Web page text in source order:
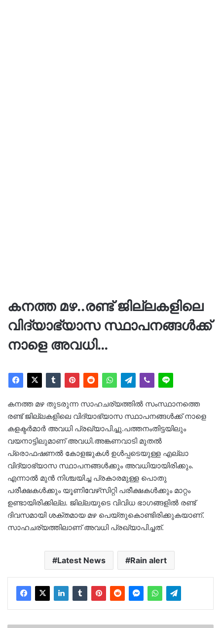
കനത്ത മഴ..രണ്ട് ജില്ലകളിലെ
വിദ്യാഭ്യാസ സ്ഥാപനങ്ങള്‍ക്ക്
നാളെ അവധി…
കനത്ത മഴ തുടരുന്ന സാഹചര്യത്തിൽ സംസ്ഥാനത്തെ
രണ്ട് ജില്ലകളിലെ വിദ്യാഭ്യാസ സ്ഥാപനങ്ങൾക്ക് നാളെ
കളക്ടർമാർ അവധി പ്രഖ്യാപിച്ചു.പത്തനംതിട്ടയിലും
വയനാട്ടിലുമാണ് അവധി.അങ്കണവാടി മുതല്‍
പ്രൊഫഷണല്‍ കോളജുകള്‍ ഉള്‍പ്പടെയുള്ള എല്ലാ
വിദ്യാഭ്യാസ സ്ഥാപനങ്ങള്‍ക്കും അവധിയായിരിക്കും.
എന്നാല്‍ മുന്‍ നിശ്ചയിച്ച പ്രകാരമുള്ള പൊതു
പരീക്ഷകള്‍ക്കും യൂണിവേഴ്‌സിറ്റി പരീക്ഷകള്‍ക്കും മാറ്റം
ഉണ്ടായിരിക്കില്ല. ജില്ലയുടെ വിവിധ ഭാഗങ്ങളില്‍ രണ്ട്
ദിവസമായി ശക്തമായ മഴ പെയ്തുകൊണ്ടിരിക്കുകയാണ്.
സാഹചര്യത്തിലാണ് അവധി പ്രഖ്യാപിച്ചത്.
Latest News Rain alert